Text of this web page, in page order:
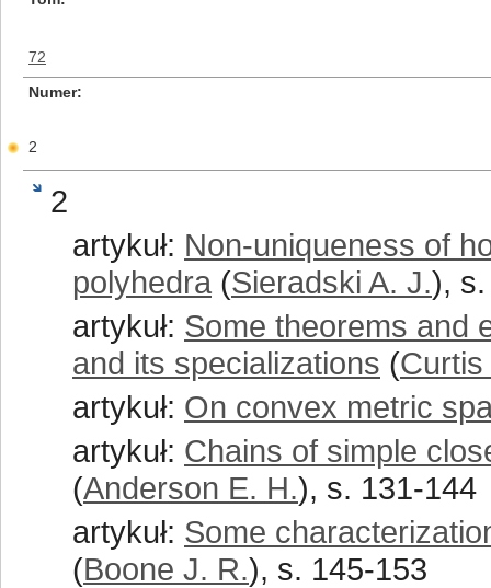
72
Numer
2
2
artykuł: Non-uniqueness of
polyhedra (Sieradski A. J.),
artykuł: Some theorems and
and its specializations (Curtis
artykuł: On convex metric
artykuł: Chains of simple
(Anderson E. H.), s. 131-144
artykuł: Some
(Boone J. R.), s. 145-153